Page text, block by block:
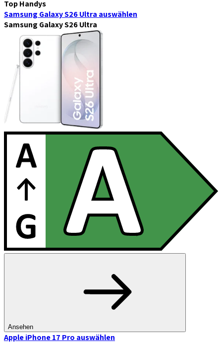
Top Handys
Samsung Galaxy S26 Ultra auswählen
Samsung Galaxy S26 Ultra
Ansehen
Apple iPhone 17 Pro auswählen